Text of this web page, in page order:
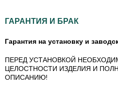
ГАРАНТИЯ И БРАК
Гарантия на установку и
ПЕРЕД УСТАНОВКОЙ
ЦЕЛОСТНОСТИ ИЗДЕЛИЯ И
ОПИСАНИЮ!